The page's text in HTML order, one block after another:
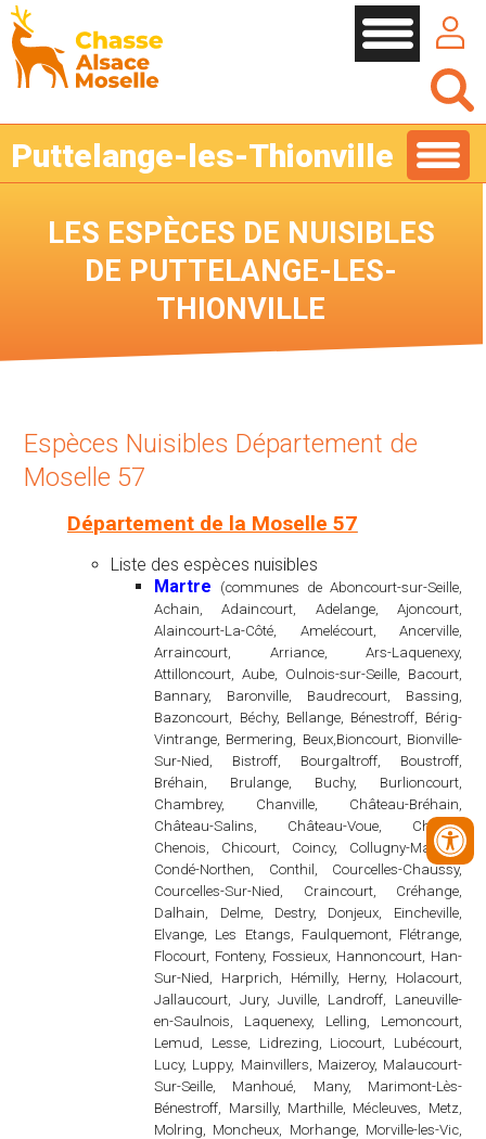
Puttelange-les-Thionville
LES ESPÈCES DE NUISIBLES
DE PUTTELANGE-LES-
THIONVILLE
Espèces Nuisibles Département de
Moselle 57
Département de la Moselle 57
Liste des espèces nuisibles
Martre
(communes de Aboncourt-sur-Seille,
Achain, Adaincourt, Adelange, Ajoncourt,
Alaincourt-La-Côté, Amelécourt, Ancerville,
Arraincourt, Arriance, Ars-Laquenexy,
Attilloncourt, Aube, Oulnois-sur-Seille, Bacourt,
Bannary, Baronville, Baudrecourt, Bassing,
Bazoncourt, Béchy, Bellange, Bénestroff, Bérig-
Vintrange, Bermering, Beux,Bioncourt, Bionville-
Sur-Nied, Bistroff, Bourgaltroff, Boustroff,
Bréhain, Brulange, Buchy, Burlioncourt,
Chambrey, Chanville, Château-Bréhain,
Château-Salins, Château-Voue, Chesny,
Chenois, Chicourt, Coincy, Collugny-Maizery,
Condé-Northen, Conthil, Courcelles-Chaussy,
Courcelles-Sur-Nied, Craincourt, Créhange,
Dalhain, Delme, Destry, Donjeux, Eincheville,
Elvange, Les Etangs, Faulquemont, Flétrange,
Flocourt, Fonteny, Fossieux, Hannoncourt, Han-
Sur-Nied, Harprich, Hémilly, Herny, Holacourt,
Jallaucourt, Jury, Juville, Landroff, Laneuville-
en-Saulnois, Laquenexy, Lelling, Lemoncourt,
Lemud, Lesse, Lidrezing, Liocourt, Lubécourt,
Lucy, Luppy, Mainvillers, Maizeroy, Malaucourt-
Sur-Seille, Manhoué, Many, Marimont-Lès-
Bénestroff, Marsilly, Marthille, Mécleuves, Metz,
Molring, Moncheux, Morhange, Morville-les-Vic,
Cookies management panel